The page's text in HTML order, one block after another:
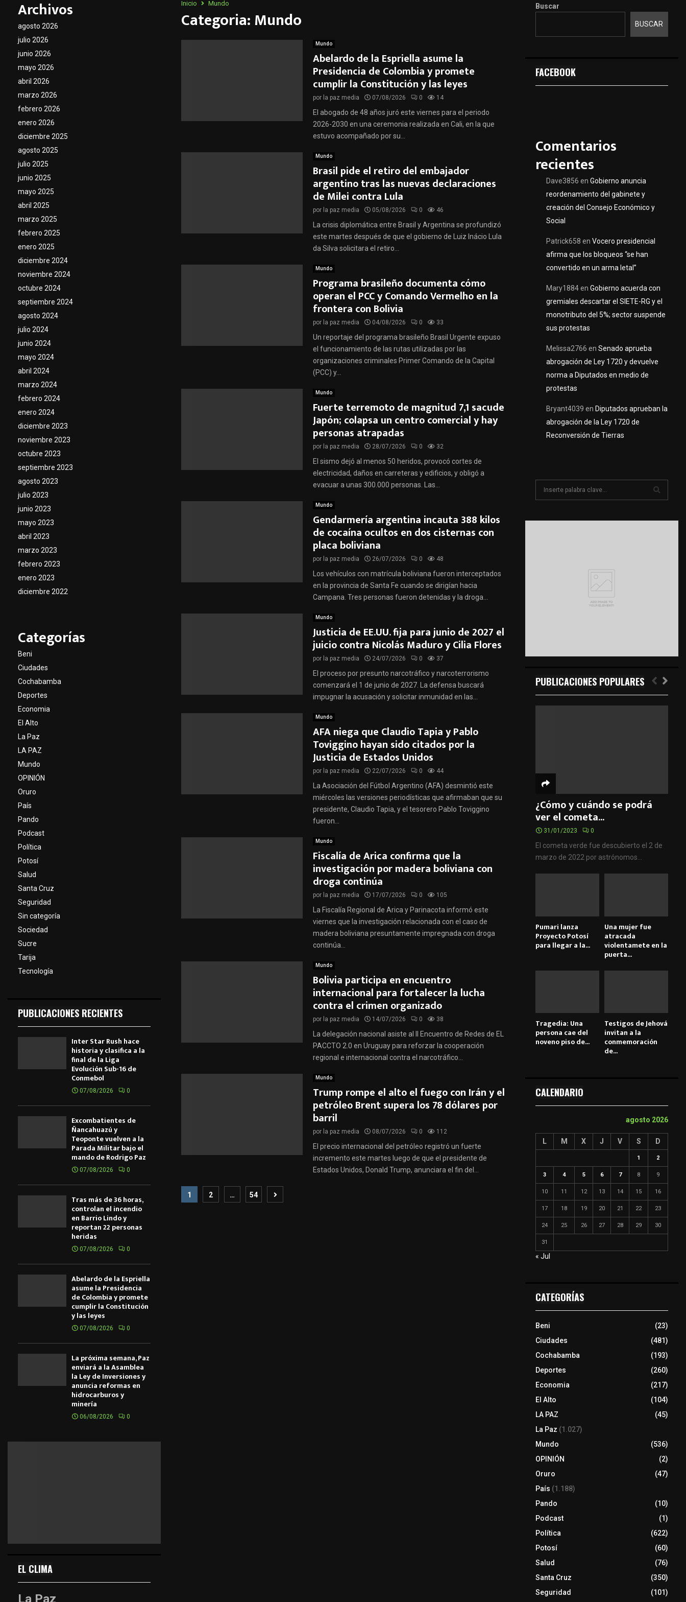
Inicio Mundo
Categoria: Mundo
Mundo
Abelardo de la Espriella asume la
Presidencia de Colombia y promete
cumplir la Constitución y las leyes
por la paz media 07/08/2026 0 14
El abogado de 48 años juró este viernes para el periodo
2026-2030 en una ceremonia realizada en Cali, en la que
estuvo acompañado por su...
Mundo
Brasil pide el retiro del embajador
argentino tras las nuevas declaraciones
de Milei contra Lula
por la paz media 05/08/2026 0 46
La crisis diplomática entre Brasil y Argentina se profundizó
este martes después de que el gobierno de Luiz Inácio Lula
da Silva solicitara el retiro...
Mundo
Programa brasileño documenta cómo
operan el PCC y Comando Vermelho en la
frontera con Bolivia
por la paz media 04/08/2026 0 33
Un reportaje del programa brasileño Brasil Urgente expuso
el funcionamiento de las rutas utilizadas por las
organizaciones criminales Primer Comando de la Capital
(PCC) y...
Mundo
Fuerte terremoto de magnitud 7,1 sacude
Japón; colapsa un centro comercial y hay
personas atrapadas
por la paz media 28/07/2026 0 32
El sismo dejó al menos 50 heridos, provocó cortes de
electricidad, daños en carreteras y edificios, y obligó a
evacuar a unas 300.000 personas. Las...
Mundo
Gendarmería argentina incauta 388 kilos
de cocaína ocultos en dos cisternas con
placa boliviana
por la paz media 26/07/2026 0 48
Los vehículos con matrícula boliviana fueron interceptados
en la provincia de Santa Fe cuando se dirigían hacia
Campana. Tres personas fueron detenidas y la droga...
Mundo
Justicia de EE.UU. fija para junio de 2027 el
juicio contra Nicolás Maduro y Cilia Flores
por la paz media 24/07/2026 0 37
El proceso por presunto narcotráfico y narcoterrorismo
comenzará el 1 de junio de 2027. La defensa buscará
impugnar la acusación y solicitar inmunidad en las...
Mundo
AFA niega que Claudio Tapia y Pablo
Toviggino hayan sido citados por la
Justicia de Estados Unidos
por la paz media 22/07/2026 0 44
La Asociación del Fútbol Argentino (AFA) desmintió este
miércoles las versiones periodísticas que afirmaban que su
presidente, Claudio Tapia, y el tesorero Pablo Toviggino
fueron...
Mundo
Fiscalía de Arica confirma que la
investigación por madera boliviana con
droga continúa
por la paz media 17/07/2026 0 105
La Fiscalía Regional de Arica y Parinacota informó este
viernes que la investigación relacionada con el caso de
madera boliviana presuntamente impregnada con droga
continúa...
Mundo
Bolivia participa en encuentro
internacional para fortalecer la lucha
contra el crimen organizado
por la paz media 14/07/2026 0 38
La delegación nacional asiste al II Encuentro de Redes de EL
PACCTO 2.0 en Uruguay para reforzar la cooperación
regional e internacional contra el narcotráfico...
Mundo
Trump rompe el alto el fuego con Irán y el
petróleo Brent supera los 78 dólares por
barril
por la paz media 08/07/2026 0 112
El precio internacional del petróleo registró un fuerte
incremento este martes luego de que el presidente de
Estados Unidos, Donald Trump, anunciara el fin del...
Paginación
1 2 … 54
Archivos
agosto 2026
julio 2026
junio 2026
mayo 2026
abril 2026
marzo 2026
febrero 2026
enero 2026
diciembre 2025
agosto 2025
julio 2025
junio 2025
mayo 2025
abril 2025
marzo 2025
febrero 2025
enero 2025
diciembre 2024
noviembre 2024
octubre 2024
septiembre 2024
agosto 2024
julio 2024
junio 2024
mayo 2024
abril 2024
marzo 2024
febrero 2024
enero 2024
diciembre 2023
noviembre 2023
octubre 2023
septiembre 2023
agosto 2023
julio 2023
junio 2023
mayo 2023
abril 2023
marzo 2023
febrero 2023
enero 2023
diciembre 2022
Categorías
Beni
Ciudades
Cochabamba
Deportes
Economia
El Alto
La Paz
LA PAZ
Mundo
OPINIÓN
Oruro
País
Pando
Podcast
Política
Potosí
Salud
Santa Cruz
Seguridad
Sin categoría
Sociedad
Sucre
Tarija
Tecnología
PUBLICACIONES RECIENTES
Inter Star Rush hace
historia y clasifica a la
final de la Liga
Evolución Sub-16 de
Conmebol
07/08/2026 0
Excombatientes de
Ñancahuazú y
Teoponte vuelven a la
Parada Militar bajo el
mando de Rodrigo Paz
07/08/2026 0
Tras más de 36 horas,
controlan el incendio
en Barrio Lindo y
reportan 22 personas
heridas
07/08/2026 0
Abelardo de la Espriella
asume la Presidencia
de Colombia y promete
cumplir la Constitución
y las leyes
07/08/2026 0
La próxima semana, Paz
enviará a la Asamblea
la Ley de Inversiones y
anuncia reformas en
hidrocarburos y
minería
06/08/2026 0
EL CLIMA
La Paz
Buscar
BUSCAR
FACEBOOK
Comentarios
recientes
Dave3856 en Gobierno anuncia
reordenamiento del gabinete y
creación del Consejo Económico y
Social
Patrick658 en Vocero presidencial
afirma que los bloqueos “se han
convertido en un arma letal”
Mary1884en Gobierno acuerda con
gremiales descartar el SIETE-RG y el
monotributo del 5%; sector suspende
sus protestas
Melissa2766 en Senado aprueba
abrogación de Ley 1720 y devuelve
norma a Diputados en medio de
protestas
Bryant4039 en Diputados aprueban la
abrogación de la Ley 1720 de
Reconversión de Tierras
PUBLICACIONES POPULARES
¿Cómo y cuándo se podrá
ver el cometa...
31/01/2023 0
El cometa verde fue descubierto el 2 de
marzo de 2022 por astrónomos...
Pumari lanza
Proyecto Potosí
para llegar a la...
Una mujer fue
atracada
violentamete en la
puerta...
Tragedia: Una
persona cae del
noveno piso de...
Testigos de Jehová
invitan a la
conmemoración
de...
CALENDARIO
agosto 2026
L M X J V S D
1 2
3 4 5 6 7 8 9
10 11 12 13 14 15 16
17 18 19 20 21 22 23
24 25 26 27 28 29 30
31
« Jul
CATEGORÍAS
Beni
(23)
Ciudades
(481)
Cochabamba
(193)
Deportes
(260)
Economia
(217)
El Alto
(104)
LA PAZ
(45)
La Paz (1.027)
Mundo
(536)
OPINIÓN
(2)
Oruro
(47)
País (1.188)
Pando
(10)
Podcast
(1)
Política
(622)
Potosí
(60)
Salud
(76)
Santa Cruz
(350)
Seguridad
(101)